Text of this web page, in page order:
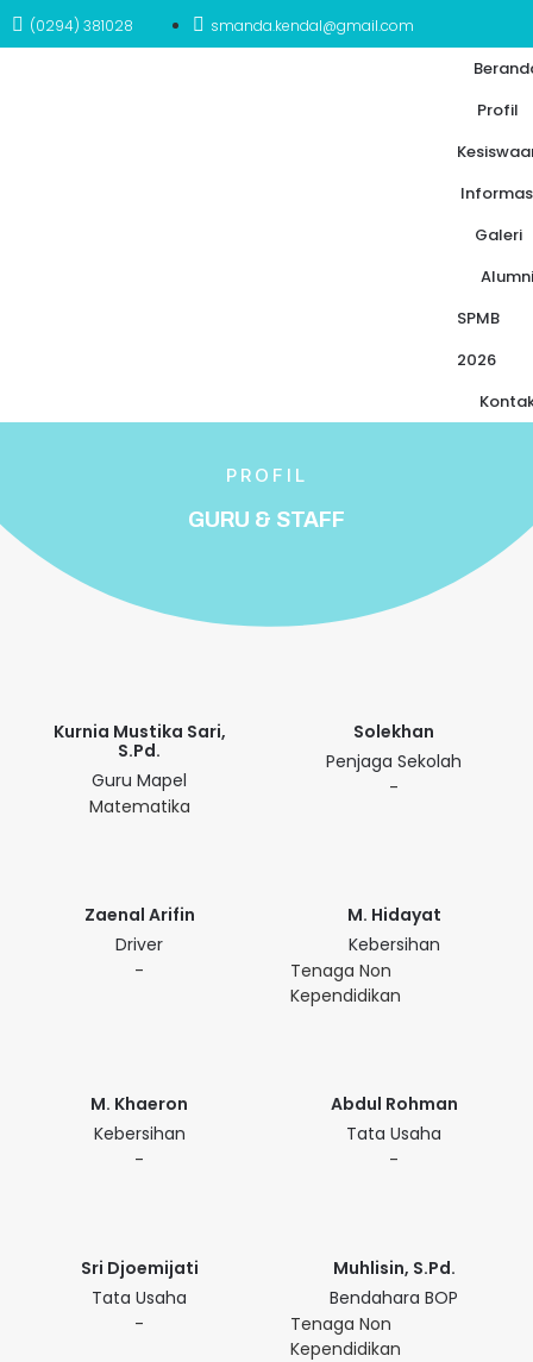
(0294) 381028 smanda.kendal@gmail.com
Profil
Galeri
Alumni
SPMB
2026
PROFIL
GURU & STAFF
Kurnia Mustika Sari,
S.Pd.
Guru Mapel
Matematika
Solekhan
Penjaga Sekolah
-
Zaenal Arifin
Driver
-
M. Hidayat
Kebersihan
Tenaga Non
Kependidikan
M. Khaeron
Kebersihan
-
Abdul Rohman
Tata Usaha
-
Sri Djoemijati
Tata Usaha
-
Muhlisin, S.Pd.
Bendahara BOP
Tenaga Non
Kependidikan